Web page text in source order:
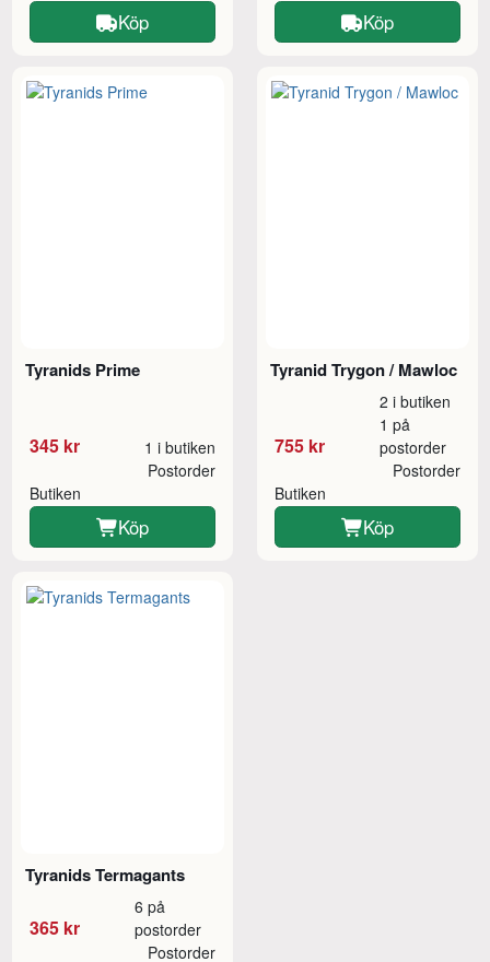
Köp Köp
Tyranids Prime
345 kr 1 i butiken
Butiken
Postorder
Köp
Tyranid Trygon / Mawloc
755 kr
2 i butiken
1 på
postorder
Butiken
Postorder
Köp
Tyranids Termagants
365 kr
6 på
postorder
Postorder